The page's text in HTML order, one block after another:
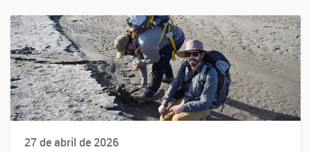
27 de abril de 2026